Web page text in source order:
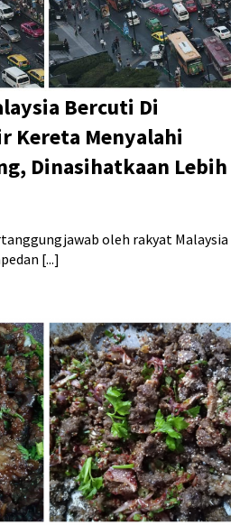
Bercuti Di
Kereta Menyalahi
Dinasihatkaan Lebih
oleh rakyat Malaysia
[...]